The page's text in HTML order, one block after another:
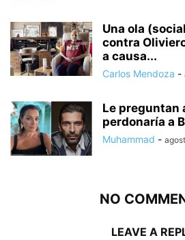
Una ola
contra
a causa...
Carlos Mendoza -
Le preguntan
perdonaría a
Muhammad -
NO
LEAVE A